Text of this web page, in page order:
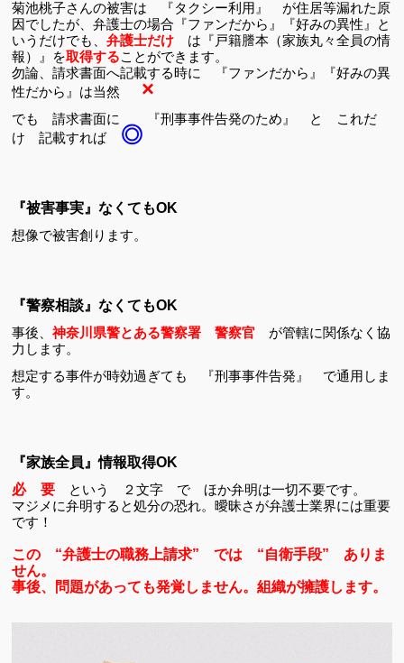
菊池桃子さんの被害は 『タクシー利用』 が住居等漏れた原
因でしたが、弁護士の場合『ファンだから』『好みの異性』と
いうだけでも、弁護士だけ は『戸籍謄本（家族丸々全員の情
報）』を取得することができます。
勿論、請求書面へ記載する時に 『ファンだから』『好みの異
性だから』は当然
×
でも 請求書面に 『刑事事件告発のため』 と これだ
け 記載すれば
◎
『被害事実』なくてもOK
想像で被害創ります。
『警察相談』なくてもOK
事後、神奈川県警とある警察署 警察官 が管轄に関係なく協
力します。
想定する事件が時効過ぎても 『刑事事件告発』 で通用しま
す。
『家族全員』情報取得OK
必 要 という ２文字 で ほか弁明は一切不要です。
マジメに弁明すると処分の恐れ。曖昧さが弁護士業界には重要
です！
この “弁護士の職務上請求” では “自衛手段” ありま
せん。
事後、問題があっても発覚しません。組織が擁護します。